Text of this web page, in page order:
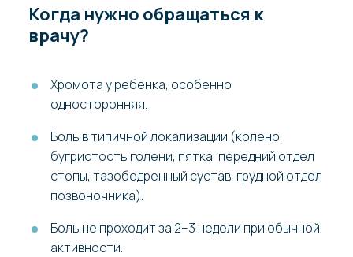
Когда нужно обращаться к
врачу?
Хромота у ребёнка, особенно
односторонняя.
Боль в типичной локализации (колено,
бугристость голени, пятка, передний отдел
стопы, тазобедренный сустав, грудной отдел
позвоночника).
Боль не проходит за 2–3 недели при обычной
активности.